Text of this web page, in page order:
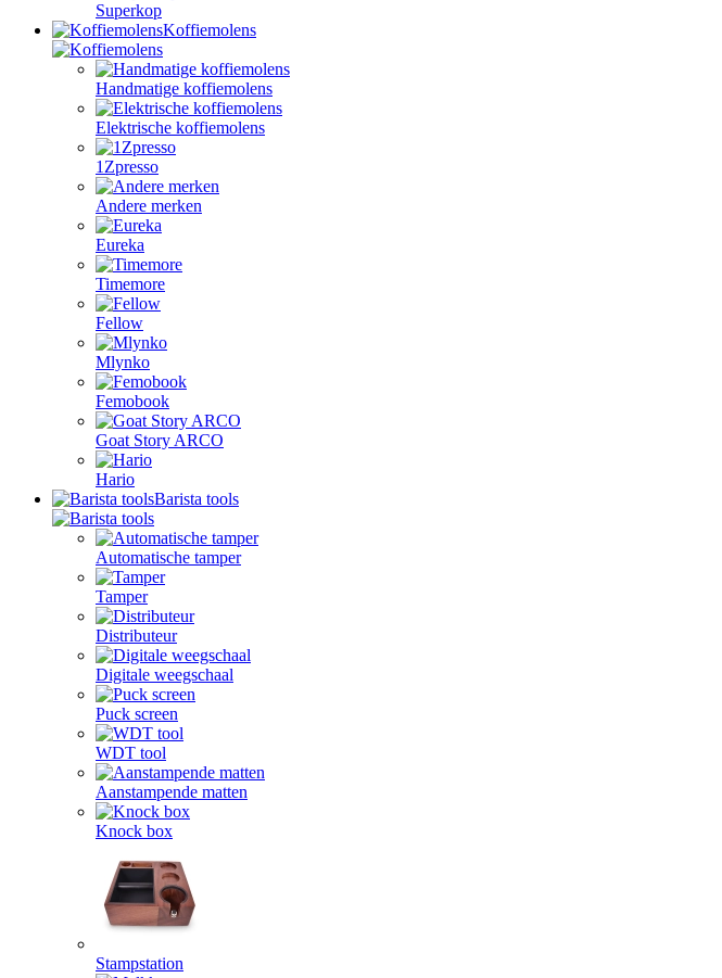
Superkop
Koffiemolens
Handmatige koffiemolens
Elektrische koffiemolens
1Zpresso
Andere merken
Eureka
Timemore
Fellow
Mlynko
Femobook
Goat Story ARCO
Hario
Barista tools
Automatische tamper
Tamper
Distributeur
Digitale weegschaal
Puck screen
WDT tool
Aanstampende matten
Knock box
Stampstation